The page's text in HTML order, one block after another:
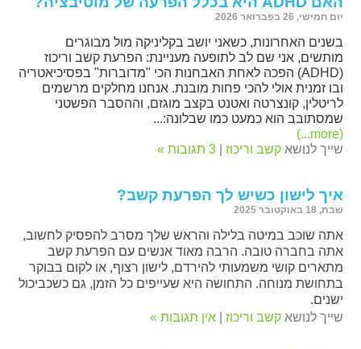
יום חמישי, 26 בפברואר 2026
בשנים האחרונות, כשאני יושב בקליניקה מול מבוגרים
מותשים, אני שם לב לתופעה מעניינת: הפרעת קשב וריכוז
(ADHD) הפכה לאחת האבחנות הכי "מדוברות" בפסיכיאטריה
ובו זמנית אולי להכי פחות מובנת. אנחנו מחלקים מרשמים
לריטלין, קונצרטה ואטנט בקצב מוגזם, וההסבר הפשטני
שמסתובב הוא כמעט כמו שבלונה:...
(more...)
שייך לנושאקשב וריכוז |3 תגובות »
איך לישון כשיש לך הפרעת קשב?
שבת, 18 באוקטובר 2025
אתה שוכב במיטה בלילה והראש שלך מסרב להפסיק לחשוב,
אתה בחברה טובה. הרבה מאוד אנשים עם הפרעת קשב
מתארים קושי משמעותי להירדם, לישון רצוף, או לקום בבוקר
בתחושת מנוחה. התחושה היא שעייפים כל הזמן, גם כשכביכול
ישנים.
שייך לנושאקשב וריכוז |אין תגובות »